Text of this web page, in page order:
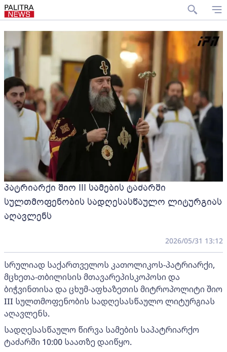
პატრიარქი შიო III სამების ტაძარში
სულთმოფენობის სადღესასწაულო ლიტურგიას
აღავლენს
2026/05/31 13:12
სრულიად საქართველოს კათოლიკოს-პატრიარქი,
მცხეთა-თბილისის მთავარეპისკოპოსი და
ბიჭვინთისა და ცხუმ-აფხაზეთის მიტროპოლიტი შიო
III სულთმოფენობის სადღესასწაულო ლიტურგიას
აღავლენს.
სადღესასწაულო წირვა სამების საპატრიარქო
ტაძარში 10:00 საათზე დაიწყო.